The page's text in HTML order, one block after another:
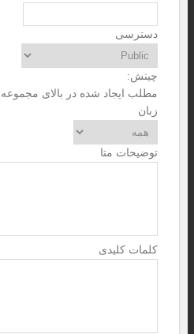
دسترسی
چینش:
مطلب ایجاد شده در بالای مجموعه
زبان
توضیحات متا
کلمات کلیدی